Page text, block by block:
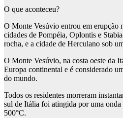
O que aconteceu?
O Monte Vesúvio entrou em erupção
cidades de Pompéia, Oplontis e
rocha, e a cidade de Herculano sob
O Monte Vesúvio, na costa oeste da
Europa continental e é considerado
do mundo.
Todos os residentes morreram
sul de Itália foi atingida por uma
500°C.